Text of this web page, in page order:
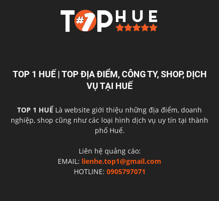
TOP 1 HUẾ | TOP ĐỊA ĐIỂM, CÔNG TY, SHOP, DỊCH
VỤ TẠI HUẾ
TOP 1 HUẾ Là website giới thiệu những địa điểm, doanh
nghiệp, shop cũng như các loại hình dịch vụ uy tín tại thành
phố Huế.
Liên hệ quảng cáo:
EMAIL: lienhe.top1@gmail.com
HOTLINE: 0905797071